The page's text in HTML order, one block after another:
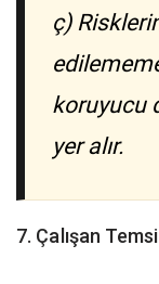
ç)
koruyucu
yer alır.
7. Çalışan